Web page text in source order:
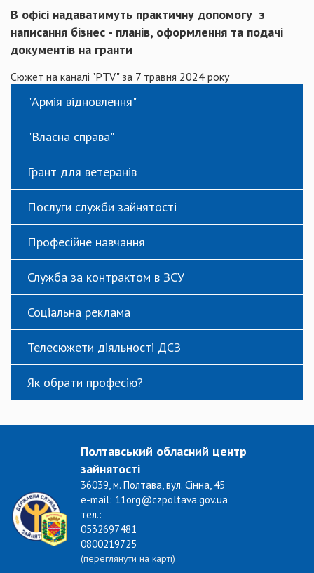
В офісі надаватимуть практичну допомогу з
написання бізнес - планів, оформлення та подачі
документів на гранти
Сюжет на каналі "PTV" за 7 травня 2024 року
"Армія відновлення"
"Власна справа"
Грант для ветеранів
Послуги служби зайнятості
Професійне навчання
Служба за контрактом в ЗСУ
Соціальна реклама
Телесюжети діяльності ДСЗ
Як обрати професію?
Полтавський обласний центр
зайнятості
36039, м. Полтава, вул. Сінна, 45
e-mail: 11org@czpoltava.gov.ua
тел.:
0532697481
0800219725
(переглянути на карті)